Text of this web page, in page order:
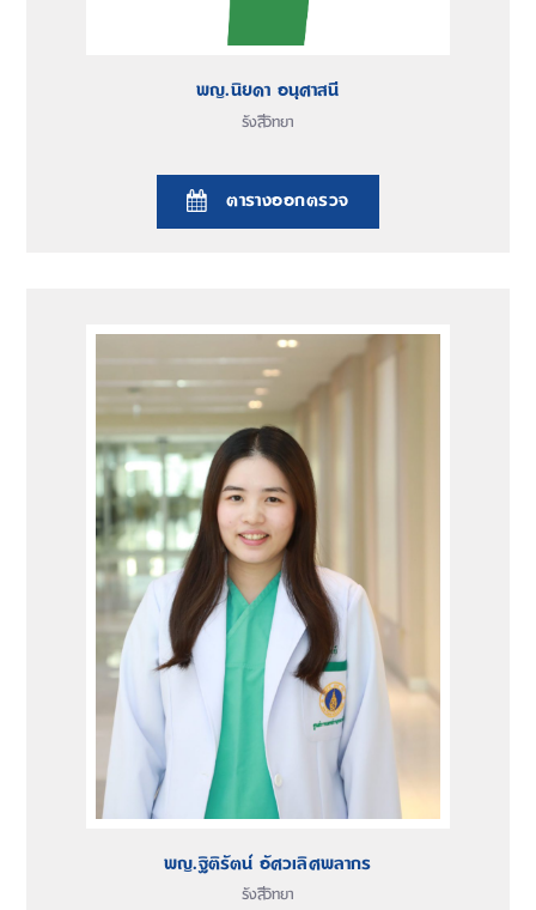
รังสีวิทยา
พญ.นิยดา อนุศาสนี
ตารางออกตรวจ
รังสีวิทยา
พญ.ฐิติรัตน์ อัศวเลิศพลากร